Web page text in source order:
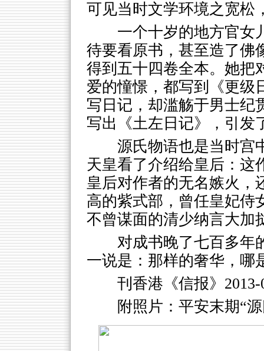
可见当时文学环境之宽松
一个十岁的地方官女
待要看原书，甚至造了佛
得到五十四卷全本。她把
爱的憧憬，都写到《更级
写日记，却滥觞于男士纪
写出《土左日记》，引发
源氏物语也是当时宫
天皇看了介绍给皇后：
皇后对作者的无名嫉火，
高的紫式部，曾任皇妃侍
不曾谋面的清少纳言大加
对成书晚了七百多年
一说是：那样的奢华，哪
刊香港《信报》
附照片：平安末期“